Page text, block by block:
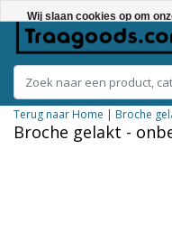
Terug naar Home | Broche
Broche gelakt -
Wij slaan cookies op om